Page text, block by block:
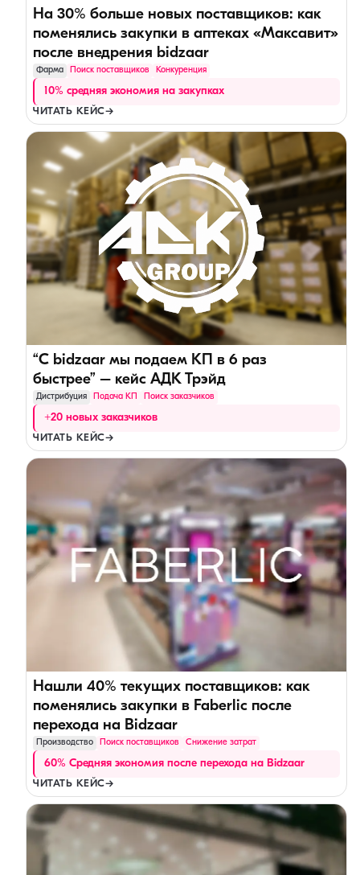
На 30% больше новых поставщиков: как
поменялись закупки в аптеках «Максавит»
после внедрения bidzaar
Фарма Поиск поставщиков Конкуренция
10% средняя экономия на закупках
ЧИТАТЬ КЕЙС→
“C bidzaar мы подаем КП в 6 раз
быстрее” – кейс АДК Трэйд
Дистрибуция Подача КП Поиск заказчиков
+20 новых заказчиков
ЧИТАТЬ КЕЙС→
Нашли 40% текущих поставщиков: как
поменялись закупки в Faberlic после
перехода на Bidzaar
Производство Поиск поставщиков Снижение затрат
60% Cредняя экономия после перехода на Bidzaar
ЧИТАТЬ КЕЙС→